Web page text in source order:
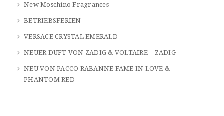
New Moschino Fragrances
BETRIEBSFERIEN
VERSACE CRYSTAL EMERALD
NEUER DUFT VON ZADIG & VOLTAIRE – ZADIG
NEU VON PACCO RABANNE FAME IN LOVE &
PHANTOM RED